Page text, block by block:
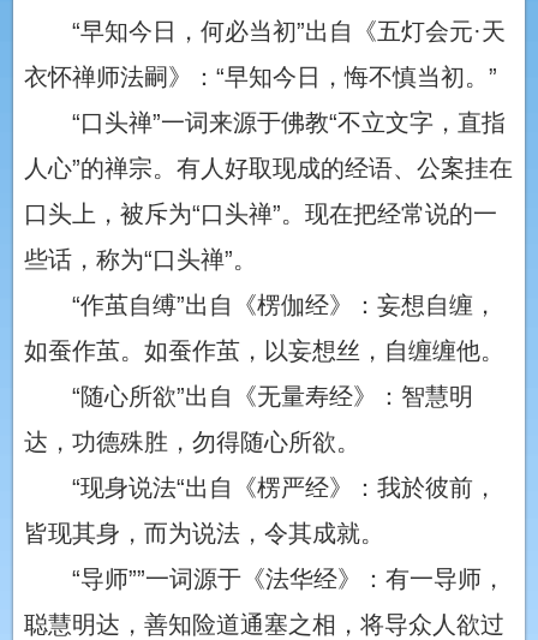
“早知今日，何必当初”出自《五灯会元·天
衣怀禅师法嗣》：“早知今日，悔不慎当初。”
“口头禅”一词来源于佛教“不立文字，直指
人心”的禅宗。有人好取现成的经语、公案挂在
口头上，被斥为“口头禅”。现在把经常说的一
些话，称为“口头禅”。
“作茧自缚”出自《楞伽经》：妄想自缠，
如蚕作茧。如蚕作茧，以妄想丝，自缠缠他。
“随心所欲”出自《无量寿经》：智慧明
达，功德殊胜，勿得随心所欲。
“现身说法“出自《楞严经》：我於彼前，
皆现其身，而为说法，令其成就。
“导师””一词源于《法华经》：有一导师，
聪慧明达，善知险道通塞之相，将导众人欲过